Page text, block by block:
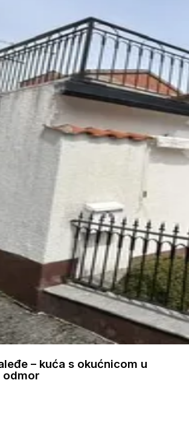
– kuća s okućnicom u
odmor